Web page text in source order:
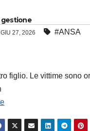
gestione
GIU 27, 2026 #ANSA
figlio. Le vittime sono